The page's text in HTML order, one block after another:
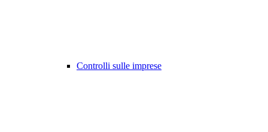
Controlli sulle imprese